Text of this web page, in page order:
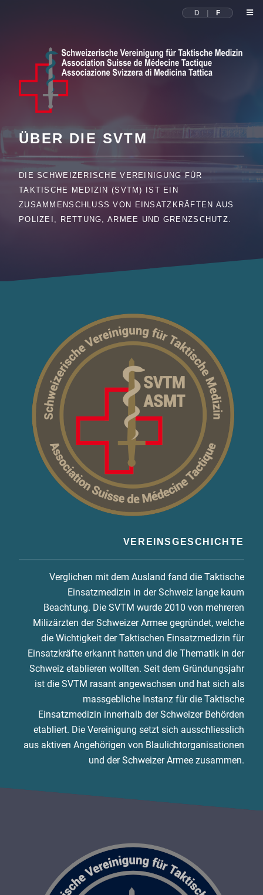
D F
ÜBER DIE SVTM
DIE SCHWEIZERISCHE VEREINIGUNG FÜR
TAKTISCHE MEDIZIN (SVTM) IST EIN
ZUSAMMENSCHLUSS VON EINSATZKRÄFTEN AUS
POLIZEI, RETTUNG, ARMEE UND GRENZSCHUTZ.
VEREINSGESCHICHTE
Verglichen mit dem Ausland fand die Taktische
Einsatzmedizin in der Schweiz lange kaum
Beachtung. Die SVTM wurde 2010 von mehreren
Milizärzten der Schweizer Armee gegründet, welche
die Wichtigkeit der Taktischen Einsatzmedizin für
Einsatzkräfte erkannt hatten und die Thematik in der
Schweiz etablieren wollten. Seit dem Gründungsjahr
ist die SVTM rasant angewachsen und hat sich als
massgebliche Instanz für die Taktische
Einsatzmedizin innerhalb der Schweizer Behörden
etabliert. Die Vereinigung setzt sich ausschliesslich
aus aktiven Angehörigen von Blaulichtorganisationen
und der Schweizer Armee zusammen.